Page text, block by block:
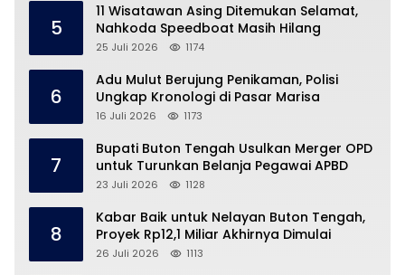
5
11 Wisatawan Asing Ditemukan Selamat,
Nahkoda Speedboat Masih Hilang
25 Juli 2026 1174
6
Adu Mulut Berujung Penikaman, Polisi
Ungkap Kronologi di Pasar Marisa
16 Juli 2026 1173
7
Bupati Buton Tengah Usulkan Merger OPD
untuk Turunkan Belanja Pegawai APBD
23 Juli 2026 1128
8
Kabar Baik untuk Nelayan Buton Tengah,
Proyek Rp12,1 Miliar Akhirnya Dimulai
26 Juli 2026 1113